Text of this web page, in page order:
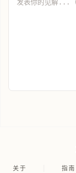
关于 指南